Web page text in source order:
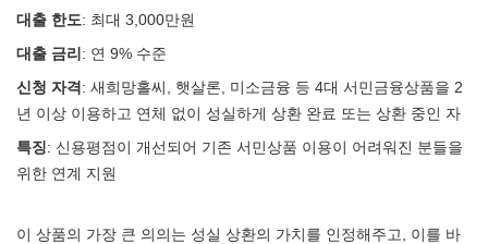
대출 한도: 최대 3,000만원
대출 금리 : 연 9% 수준
신청 자격 : 새희망홀씨, 햇살론, 미소금융 등 4대 서민금융상품을 2
년 이상 이용하고 연체 없이 성실하게 상환 완료 또는 상환 중인 자
특징: 신용평점이 개선되어 기존 서민상품 이용이 어려워진 분들을
위한 연계 지원
이 상품의 가장 큰 의의는 성실 상환의 가치를 인정해주고, 이를 바